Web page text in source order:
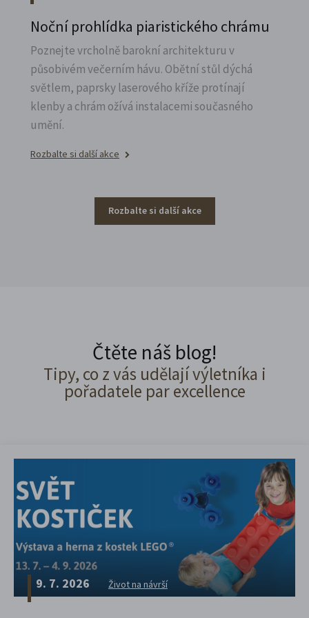
Noční prohlídka piaristického chrámu
Poznejte vrcholně barokní architekturu v
působivém večerním hávu. Obětní stůl dýchá
světlem, paprsky laserového kříže protínají
klenby a chrám ožívá instalacemi současného
umění.
Rozbalte si další akce
Rozbalte si další akce
Čtěte náš blog!
Tipy, co z vás udělají výletníka i
pořadatele par excellence
9. 7. 2026 Život na návrší